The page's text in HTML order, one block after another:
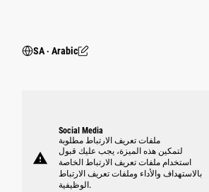
SA ‧ Arabic
warning
Social Media
ملفات تعريف الارتباط مطلوبة
لتمكين هذه الميزة، يجب عليك قبول
استخدام ملفات تعريف الارتباط الخاصة
بالاستهداف والأداء وملفات تعريف الارتباط
الوظيفية.